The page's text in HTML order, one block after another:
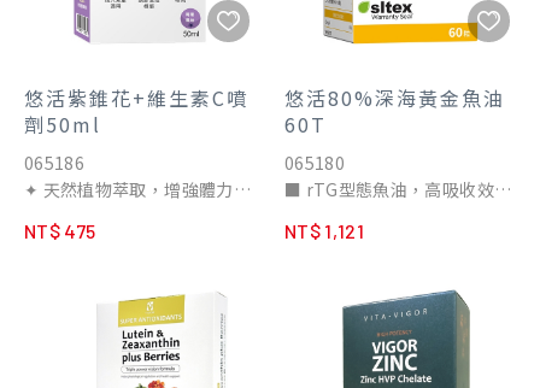
悠活紫錐花+維生素C噴
劑50ml
065186
✦ 天然植物萃取，增強體力
持健康
✦ 噴劑方便食用好吸收
NT$ 475
悠活80%深海黃金魚油
60T
065180
■ rTG型態魚油，高吸收效率
比例
■ 使用南太平洋深海小型魚種
■ 超過100項認證與專利
■ 適用：銀髮族保持思慮清
NT$ 1,121